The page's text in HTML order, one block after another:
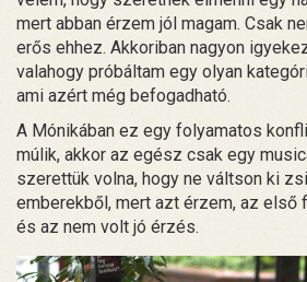
mert abban érzem jól magam. Csak
erős ehhez. Akkoriban nagyon
valahogy próbáltam egy olyan
ami azért még befogadható.
A Mónikában ez egy folyamatos
múlik, akkor az egész csak egy
szerettük volna, hogy ne váltson ki
emberekből, mert azt érzem, az első
és az nem volt jó érzés.